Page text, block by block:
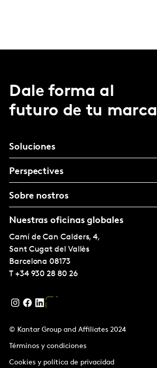
Dale forma al
futuro de tu marca
Soluciones
Perspectives
Sobre nostros
Nuestras oficinas globales
Camí de Can Calders, 4,
Sant Cugat del Vallès
Barcelona 08173
T +34 930 28 80 26
© Kantar Group and Affiliates 2024
Términos y condiciones
Cookies y política de privacidad